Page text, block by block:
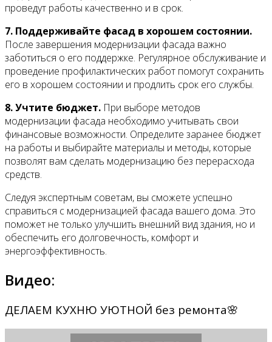
проведут работы качественно и в срок.
7. Поддерживайте фасад в хорошем состоянии.
После завершения модернизации фасада важно
заботиться о его поддержке. Регулярное обслуживание и
проведение профилактических работ помогут сохранить
его в хорошем состоянии и продлить срок его службы.
8. Учтите бюджет. При выборе методов
модернизации фасада необходимо учитывать свои
финансовые возможности. Определите заранее бюджет
на работы и выбирайте материалы и методы, которые
позволят вам сделать модернизацию без перерасхода
средств.
Следуя экспертным советам, вы сможете успешно
справиться с модернизацией фасада вашего дома. Это
поможет не только улучшить внешний вид здания, но и
обеспечить его долговечность, комфорт и
энергоэффективность.
Видео:
ДЕЛАЕМ КУХНЮ УЮТНОЙ без ремонта🌸